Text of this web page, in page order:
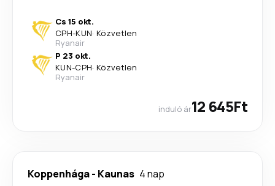
Cs 15 okt.
CPH-KUN· Közvetlen
Ryanair
P 23 okt.
KUN-CPH· Közvetlen
Ryanair
induló ár12 645Ft
Koppenhága- Kaunas 4 nap